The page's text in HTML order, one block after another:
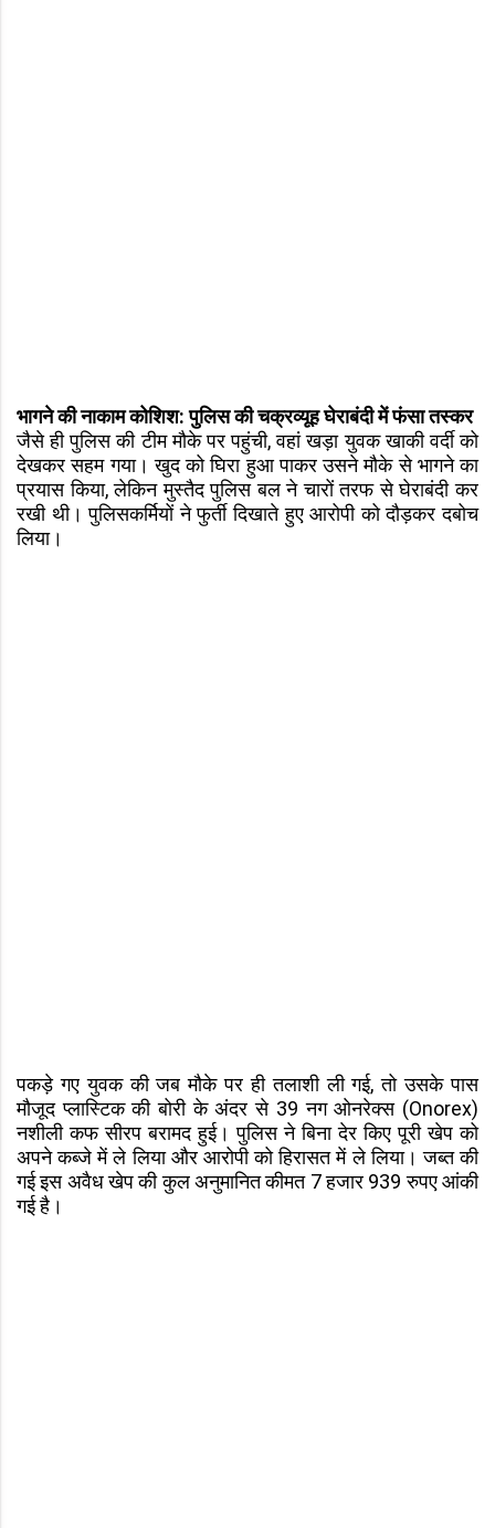
भागने की नाकाम कोशिश: पुलिस की चक्रव्यूह घेराबंदी में फंसा तस्कर
जैसे ही पुलिस की टीम मौके पर पहुंची, वहां खड़ा युवक खाकी वर्दी को
देखकर सहम गया। खुद को घिरा हुआ पाकर उसने मौके से भागने का
प्रयास किया, लेकिन मुस्तैद पुलिस बल ने चारों तरफ से घेराबंदी कर
रखी थी। पुलिसकर्मियों ने फुर्ती दिखाते हुए आरोपी को दौड़कर दबोच
लिया।
पकड़े गए युवक की जब मौके पर ही तलाशी ली गई, तो उसके पास
मौजूद प्लास्टिक की बोरी के अंदर से 39 नग ओनरेक्स (Onorex)
नशीली कफ सीरप बरामद हुई। पुलिस ने बिना देर किए पूरी खेप को
अपने कब्जे में ले लिया और आरोपी को हिरासत में ले लिया। जब्त की
गई इस अवैध खेप की कुल अनुमानित कीमत 7 हजार 939 रुपए आंकी
गई है।